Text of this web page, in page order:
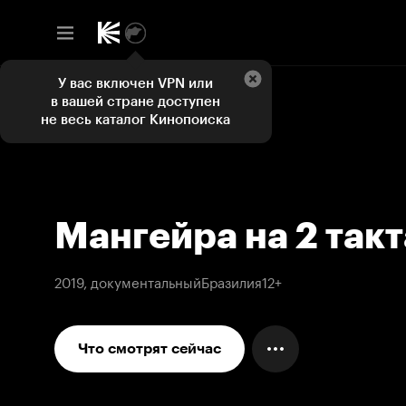
Мангейра на 2
2019, документальныйБразилия12+
Что смотрят сейчас
У вас включен VPN или
в вашей стране доступен
не весь каталог Кинопоиска